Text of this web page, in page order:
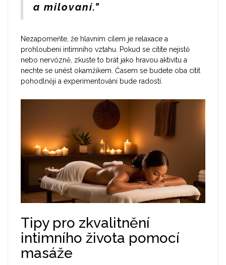
a milovaní."
Nezapomeňte, že hlavním cílem je relaxace a
prohloubení intimního vztahu. Pokud se cítíte nejistě
nebo nervózně, zkuste to brát jako hravou aktivitu a
nechte se unést okamžikem. Časem se budete oba cítit
pohodlněji a experimentování bude radostí.
Tipy pro zkvalitnění
intimního života pomocí
masáže